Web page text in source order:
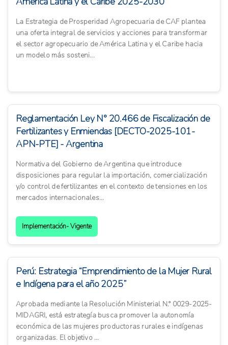
La Estrategia de Prosperidad Agropecuaria de CAF plantea
una oferta integral de servicios y acciones para transformar
el sector agropecuario de América Latina y el Caribe hacia
un modelo más sosteni...
Reglamentación Ley N° 20.466 de Fiscalización de
Fertilizantes y Enmiendas [DECTO-2025-101-
APN-PTE] - Argentina
Normativa del Gobierno de Argentina que introduce
disposiciones para regular la importación, comercialización
y/o control de fertilizantes en el contexto de tensiones en los
mercados internacionales...
Implementación- Vigente
Perú: Estrategia “Emprendimiento de la Mujer Rural
e Indígena para el año 2025”
Aprobada mediante la Resolución Ministerial N.° 0029-2025-
MIDAGRI, está estrategía busca promover la autonomía
económica de las mujeres productoras rurales e indígenas
organizadas. El objetivo ...